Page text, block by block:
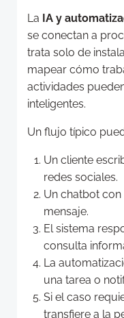
La IA y
se conectan a
trata solo de
mapear cómo
actividades
inteligentes.
Un flujo típico
Un cliente
redes sociales.
Un chatbot con
mensaje.
El sistema
consulta
La
una tarea o
Si el caso
transfiere a la